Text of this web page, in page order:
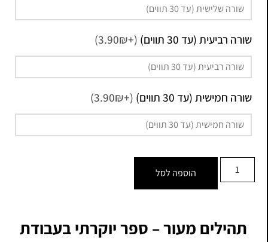
שורה רביעית (עד 30 תווים) (+3.90₪)
שורה חמישית (עד 30 תווים) (+3.90₪)
הוספה לסל
תהילים מעור – ספר יוקרתי בעבודת